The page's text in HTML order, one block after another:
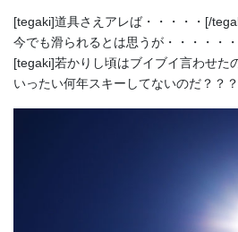
[tegaki]道具さえアレば・・・・・[/
今でも滑られるとは思うが・・・・・・
[tegaki]若かりし頃はブイブイ言わせた
いったい何年スキーしてないのだ？？